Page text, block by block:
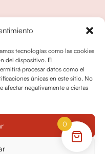
tecnologías como las cookies
del dispositivo. El
procesar datos como el
únicas en este sitio. No
afectar negativamente a ciertas
0